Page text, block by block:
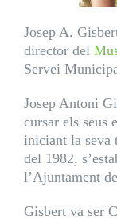
Josep A.
director del
Servei
Josep Antoni
cursar els seus
iniciant la seva
del 1982,
l’Ajuntament
Gisbert va ser